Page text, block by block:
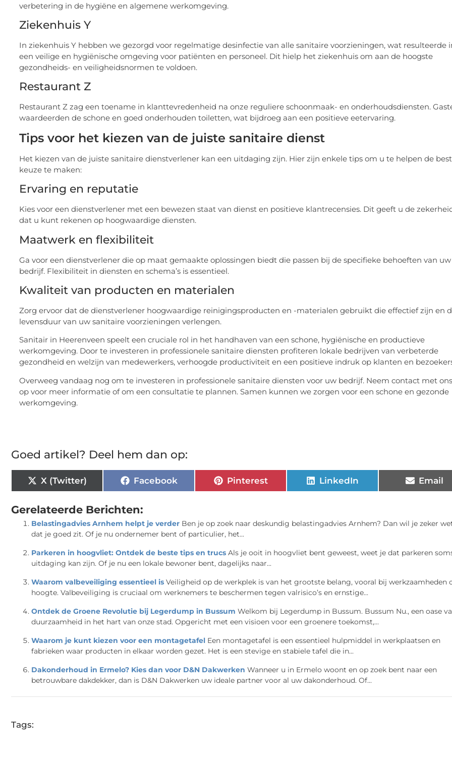
verbetering in de hygiëne en algemene werkomgeving.
Ziekenhuis Y
In ziekenhuis Y hebben we gezorgd voor regelmatige desinfectie van alle sanitaire voorzieningen, wat resulteerde
een veilige en hygiënische omgeving voor patiënten en personeel. Dit hielp het ziekenhuis om aan de hoogste
gezondheids- en veiligheidsnormen te voldoen.
Restaurant Z
Restaurant Z zag een toename in klanttevredenheid na onze reguliere schoonmaak- en onderhoudsdiensten.
waardeerden de schone en goed onderhouden toiletten, wat bijdroeg aan een positieve eetervaring.
Tips voor het kiezen van de juiste sanitaire dienst
Het kiezen van de juiste sanitaire dienstverlener kan een uitdaging zijn. Hier zijn enkele tips om u te helpen de
keuze te maken:
Ervaring en reputatie
Kies voor een dienstverlener met een bewezen staat van dienst en positieve klantrecensies. Dit geeft u de
dat u kunt rekenen op hoogwaardige diensten.
Maatwerk en flexibiliteit
Ga voor een dienstverlener die op maat gemaakte oplossingen biedt die passen bij de specifieke behoeften van uw
bedrijf. Flexibiliteit in diensten en schema’s is essentieel.
Kwaliteit van producten en materialen
Zorg ervoor dat de dienstverlener hoogwaardige reinigingsproducten en -materialen gebruikt die effectief zijn en
levensduur van uw sanitaire voorzieningen verlengen.
Sanitair in Heerenveen speelt een cruciale rol in het handhaven van een schone, hygiënische en productieve
werkomgeving. Door te investeren in professionele sanitaire diensten profiteren lokale bedrijven van verbeterde
gezondheid en welzijn van medewerkers, verhoogde productiviteit en een positieve indruk op klanten en
Overweeg vandaag nog om te investeren in professionele sanitaire diensten voor uw bedrijf. Neem contact met ons
op voor meer informatie of om een consultatie te plannen. Samen kunnen we zorgen voor een schone en gezonde
werkomgeving.
Goed artikel? Deel hem dan op:
X (Twitter) Facebook Pinterest LinkedIn Email
Gerelateerde Berichten:
Belastingadvies Arnhem helpt je verder Ben je op zoek naar deskundig belastingadvies Arnhem? Dan wil je zeker
dat je goed zit. Of je nu ondernemer bent of particulier, het...
Parkeren in hoogvliet: Ontdek de beste tips en trucs Als je ooit in hoogvliet bent geweest, weet je dat parkeren
uitdaging kan zijn. Of je nu een lokale bewoner bent, dagelijks naar...
Waarom valbeveiliging essentieel is Veiligheid op de werkplek is van het grootste belang, vooral bij werkzaamheden
hoogte. Valbeveiliging is cruciaal om werknemers te beschermen tegen valrisico’s en ernstige...
Ontdek de Groene Revolutie bij Legerdump in Bussum Welkom bij Legerdump in Bussum. Bussum Nu., een oase
duurzaamheid in het hart van onze stad. Opgericht met een visioen voor een groenere toekomst,...
Waarom je kunt kiezen voor een montagetafel Een montagetafel is een essentieel hulpmiddel in werkplaatsen en
fabrieken waar producten in elkaar worden gezet. Het is een stevige en stabiele tafel die in...
Dakonderhoud in Ermelo? Kies dan voor D&N Dakwerken Wanneer u in Ermelo woont en op zoek bent naar een
betrouwbare dakdekker, dan is D&N Dakwerken uw ideale partner voor al uw dakonderhoud. Of...
Tags: